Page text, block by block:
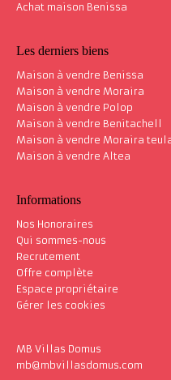
Achat maison Benissa
Les derniers biens
Maison à vendre Benissa
Maison à vendre Moraira
Maison à vendre Polop
Maison à vendre Benitachell
Maison à vendre Moraira
Maison à vendre Altea
Informations
Nos Honoraires
Qui sommes-nous
Recrutement
Offre complète
Espace propriétaire
Gérer les cookies
MB Villas Domus
mb@mbvillasdomus.com